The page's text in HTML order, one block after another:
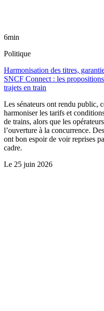
6min
Politique
Harmonisation des titres,
SNCF Connect : les
trajets en train
Les sénateurs ont rendu public,
harmoniser les tarifs et
de trains, alors que les
l’ouverture à la concurrence.
ont bon espoir de voir reprises
cadre.
Le 25 juin 2026